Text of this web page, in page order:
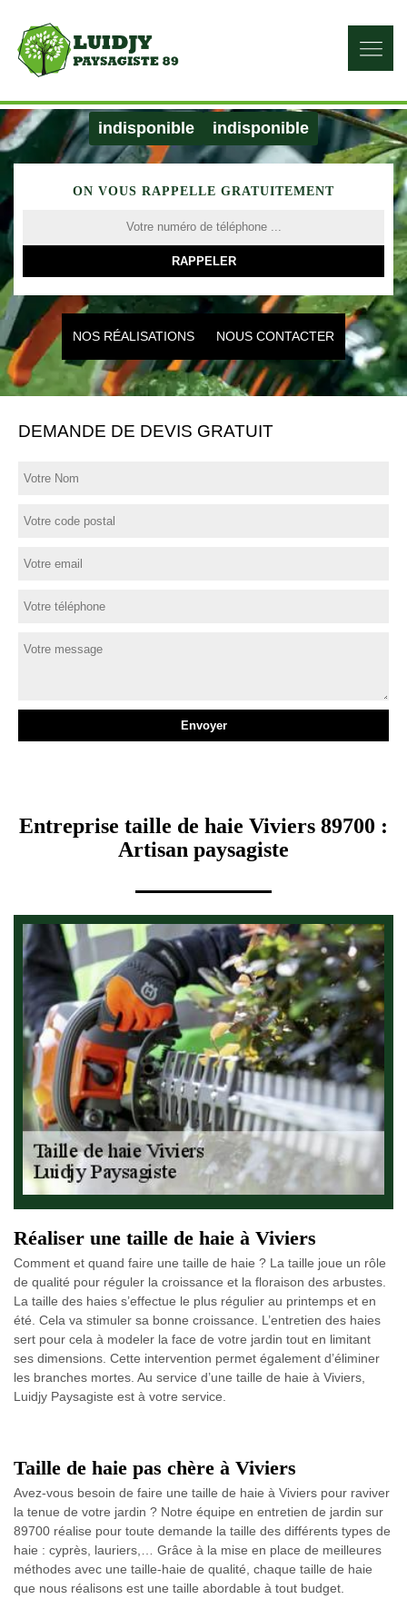
indisponible indisponible
ON VOUS RAPPELLE GRATUITEMENT
NOS RÉALISATIONS NOUS CONTACTER
DEMANDE DE DEVIS GRATUIT
Entreprise taille de haie Viviers 89700 :
Artisan paysagiste
Réaliser une taille de haie à Viviers
Comment et quand faire une taille de haie ? ​​La taille joue un rôle
de qualité pour réguler la croissance et la floraison des arbustes.
La taille des haies s’effectue le plus régulier au printemps et en
été. Cela va stimuler sa bonne croissance. L’entretien des haies
sert pour cela à modeler la face de votre jardin tout en limitant
ses dimensions. Cette intervention permet également d’éliminer
les branches mortes. Au service d’une taille de haie à Viviers,
Luidjy Paysagiste est à votre service.
Taille de haie pas chère à Viviers
Avez-vous besoin de faire une taille de haie à Viviers pour raviver
la tenue de votre jardin ? Notre équipe en entretien de jardin sur
89700 réalise pour toute demande la taille des différents types de
haie : cyprès, lauriers,… Grâce à la mise en place de meilleures
méthodes avec une taille-haie de qualité, chaque taille de haie
que nous réalisons est une taille abordable à tout budget.